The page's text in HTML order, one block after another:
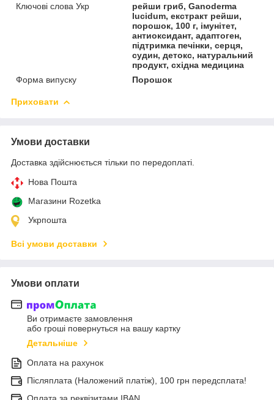
Ключові слова Укр
рейши гриб, Ganoderma
lucidum, екстракт рейши,
порошок, 100 г, імунітет,
антиоксидант, адаптоген,
підтримка печінки, серця,
судин, детокс, натуральний
продукт, східна медицина
Форма випуску
Порошок
Приховати
Умови доставки
Доставка здійснюється тільки по передоплаті.
Нова Пошта
Магазини Rozetka
Укрпошта
Всі умови доставки
Умови оплати
Ви отримаєте замовлення
або гроші повернуться на вашу картку
Детальніше
Оплата на рахунок
Післяплата (Наложений платіж), 100 грн передсплата!